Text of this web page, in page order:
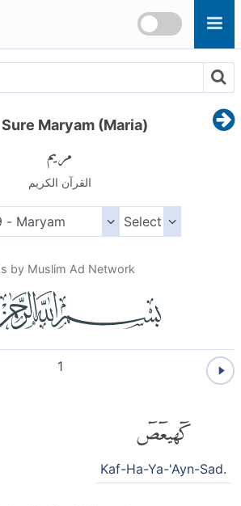
Sure Maryam (Maria)
مريم
القرآن الكريم
by Muslim Ad Network
1
كٓهيعٓصٓ
Kaf-Ha-Ya-'Ayn-Sad.